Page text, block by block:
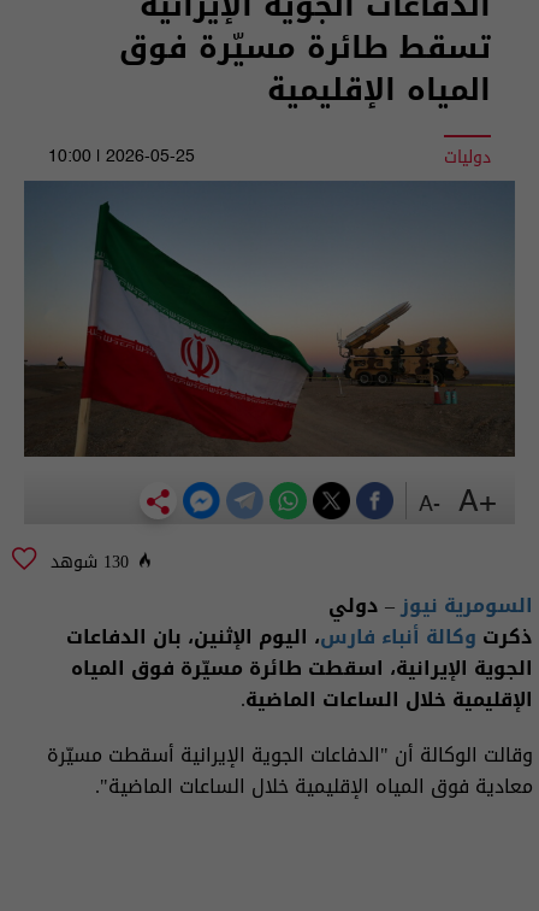
تسقط طائرة مسيّرة فوق
المياه الإقليمية
دوليات 2026-05-25 | 10:00
130 شوهد
السومرية نيوز– دولي
ذكرت وكالة أنباء فارس، اليوم الإثنين، بان الدفاعات
الجوية الإيرانية، اسقطت طائرة مسيّرة فوق المياه
الإقليمية خلال الساعات الماضية.
وقالت الوكالة أن "الدفاعات الجوية الإيرانية أسقطت مسيّرة
معادية فوق المياه الإقليمية خلال الساعات الماضية".
+A
-A